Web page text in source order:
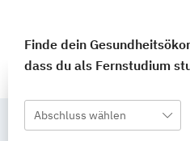
Finde dein
dass du als Fernstudium
Abschluss wählen